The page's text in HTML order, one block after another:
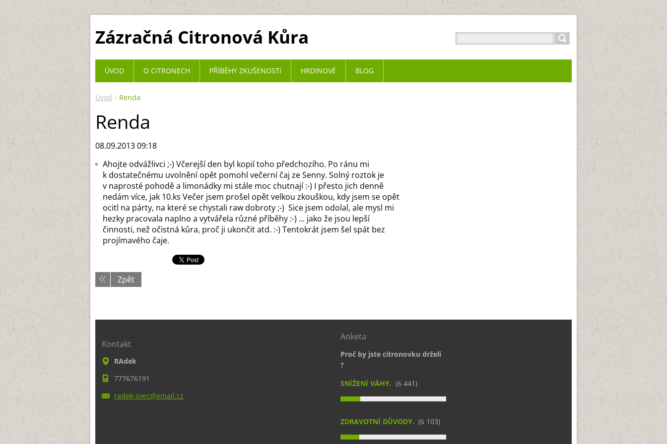
Zázračná Citronová Kůra
Úvod Renda
Renda
08.09.2013 09:18
Ahojte odvážlivci ;-) Včerejší den byl kopií toho předchozího. Po ránu mi
k dostatečnému uvolnění opět pomohl večerní čaj ze Senny. Solný roztok je
v naprosté pohodě a limonádky mi stále moc chutnají :-) I přesto jich denně
nedám více, jak 10.ks Večer jsem prošel opět velkou zkouškou, kdy jsem se opět
ocitl na párty, na které se chystali raw dobroty ;-) Sice jsem odolal, ale mysl mi
hezky pracovala naplno a vytvářela různé příběhy :-) ... jako že jsou lepší
činnosti, než očistná kůra, proč ji ukončit atd. :-) Tentokrát jsem šel spát bez
projímavého čaje.
Zpět
ÚVOD O CITRONECH PŘÍBĚHY ZKUŠENOSTI HRDINOVÉ BLOG
Kontakt
RAdek
777676191
radek-svec@email.cz
Anketa
Proč by jste citronovku drželi
?
SNÍŽENÍ VÁHY. (6 441)
ZDRAVOTNÍ DŮVODY. (6 103)